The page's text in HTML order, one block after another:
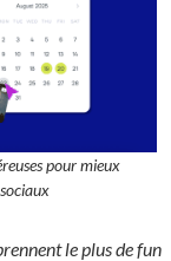
pour mieux
le plus de fun